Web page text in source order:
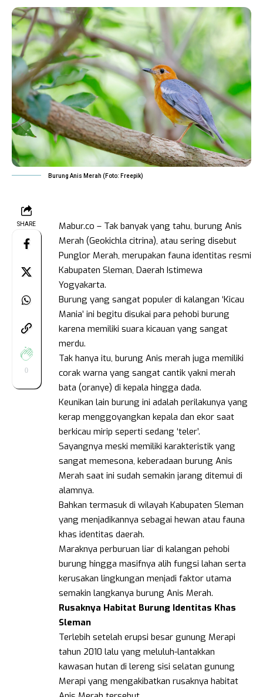
Burung Anis Merah (Foto: Freepik)
SHARE
0
Mabur.co – Tak banyak yang tahu, burung Anis
Merah (Geokichla citrina), atau sering disebut
Punglor Merah, merupakan fauna identitas resmi
Kabupaten Sleman, Daerah Istimewa
Yogyakarta.
Burung yang sangat populer di kalangan ‘Kicau
Mania’ ini begitu disukai para pehobi burung
karena memiliki suara kicauan yang sangat
merdu.
Tak hanya itu, burung Anis merah juga memiliki
corak warna yang sangat cantik yakni merah
bata (oranye) di kepala hingga dada.
Keunikan lain burung ini adalah perilakunya yang
kerap menggoyangkan kepala dan ekor saat
berkicau mirip seperti sedang ‘teler’.
Sayangnya meski memiliki karakteristik yang
sangat memesona, keberadaan burung Anis
Merah saat ini sudah semakin jarang ditemui di
alamnya.
Bahkan termasuk di wilayah Kabupaten Sleman
yang menjadikannya sebagai hewan atau fauna
khas identitas daerah.
Maraknya perburuan liar di kalangan pehobi
burung hingga masifnya alih fungsi lahan serta
kerusakan lingkungan menjadi faktor utama
semakin langkanya burung Anis Merah.
Rusaknya Habitat Burung Identitas Khas
Sleman
Terlebih setelah erupsi besar gunung Merapi
tahun 2010 lalu yang meluluh-lantakkan
kawasan hutan di lereng sisi selatan gunung
Merapi yang mengakibatkan rusaknya habitat